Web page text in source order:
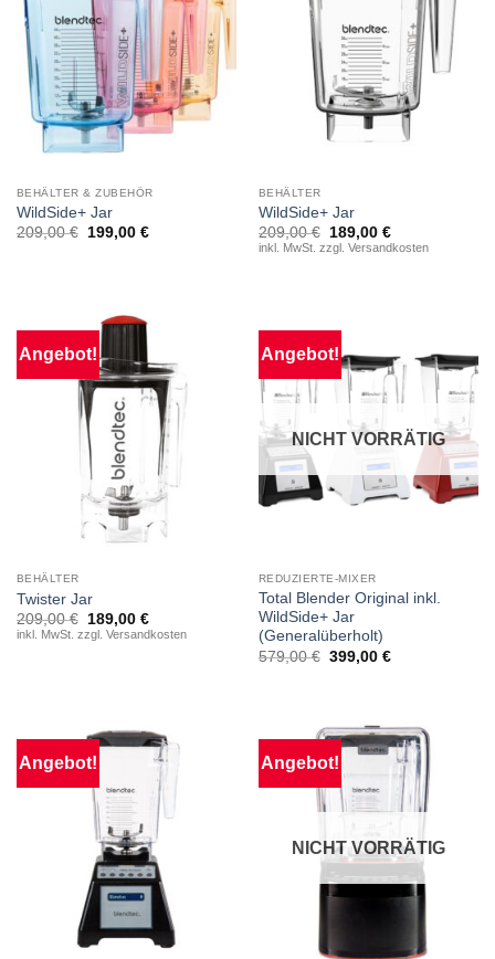
BEHÄLTER & ZUBEHÖR
WildSide+ Jar
209,00€ 199,00 €
BEHÄLTER
WildSide+ Jar
209,00€
Ursprünglicher
Preis
189,00 €Aktueller
Preis
inkl. MwSt. zzgl. Versandkosten
Angebot!
BEHÄLTER
Twister Jar
209,00€
Ursprünglicher
Preis
189,00 €Aktueller
Preis
inkl. MwSt. zzgl. Versandkosten
Angebot!
NICHT VORRÄTIG
REDUZIERTE-MIXER
Total Blender Original inkl.
WildSide+ Jar
(Generalüberholt)
579,00€ 399,00 €
Angebot! Angebot!
NICHT VORRÄTIG